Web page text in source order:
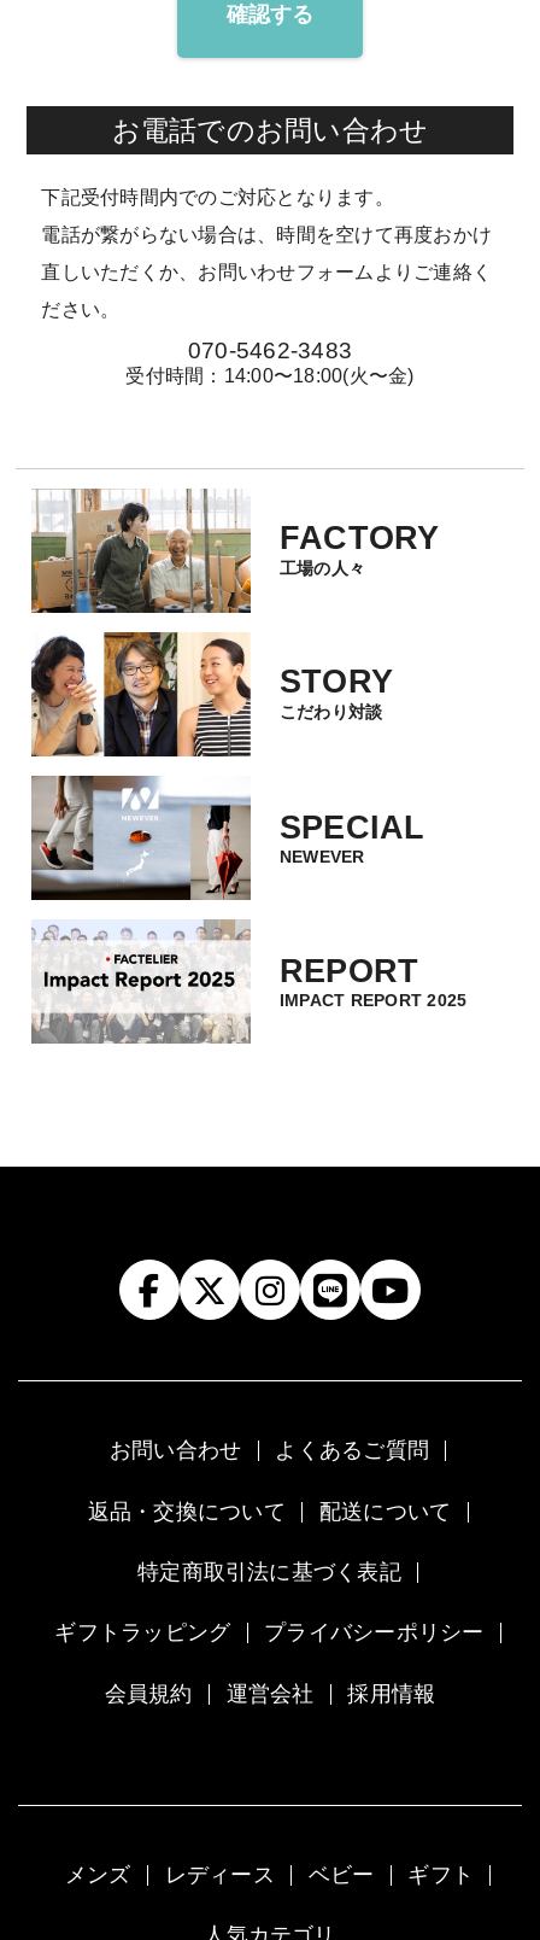
確認する
お電話でのお問い合わせ
下記受付時間内でのご対応となります。
電話が繋がらない場合は、時間を空けて再度おかけ
直しいただくか、お問いわせフォームよりご連絡く
ださい。
070-5462-3483
受付時間：14:00〜18:00(火〜金)
FACTORY
工場の人々
STORY
こだわり対談
SPECIAL
NEWEVER
REPORT
IMPACT REPORT 2025
お問い合わせ よくあるご質問
返品・交換について 配送について
特定商取引法に基づく表記
ギフトラッピング プライバシーポリシー
会員規約 運営会社 採用情報
メンズ レディース ベビー ギフト